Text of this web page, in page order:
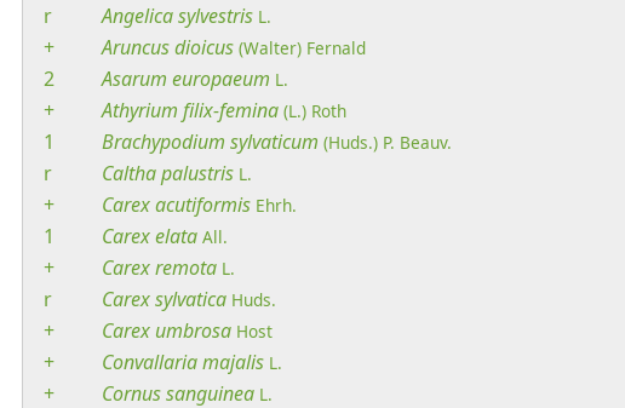
r
Angelicasylvestris L.
+ Aruncusdioicus (Walter) Fernald
2 Asarum europaeum L.
+ Athyrium filix-femina (L.) Roth
1 Brachypodium sylvaticum (Huds.) P. Beauv.
r Calthapalustris L.
+ Carexacutiformis Ehrh.
1 Carexelata All.
+ Carexremota L.
r Carexsylvatica Huds.
+ Carex umbrosa Host
+ Convallariamajalis L.
+ Cornussanguinea L.